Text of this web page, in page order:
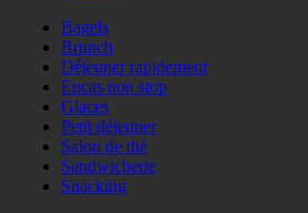
Bagels
Brunch
Déjeuner rapidement
Encas non stop
Glaces
Petit déjeuner
Salon de thé
Sandwicherie
Snacking